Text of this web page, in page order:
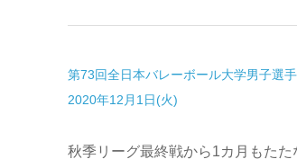
第73回全日本バレーボール大学男子選
2020年12月1日(火)
秋季リーグ最終戦から1カ月もた